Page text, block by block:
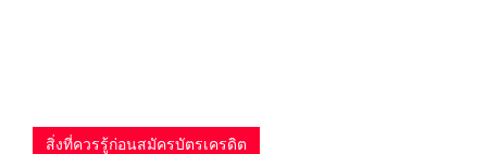
สิ่งที่ควรรู้ก่อนสมัครบัตรเครดิต